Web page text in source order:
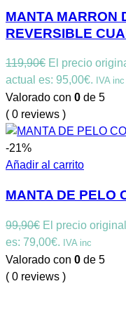
MANTA MARRON
REVERSIBLE
119,90€ El precio
actual es: 95,00€. IVA inc
Valorado con 0 de 5
( 0 reviews )
-21%
Añadir al carrito
MANTA DE PELO
99,90€ El precio
es: 79,00€. IVA inc
Valorado con 0 de 5
( 0 reviews )